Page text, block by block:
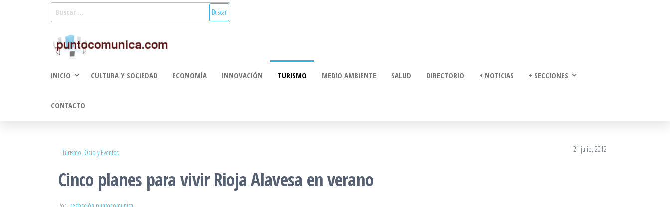
2.0
economía,
INICIO CULTURA Y SOCIEDAD ECONOMÍA INNOVACIÓN TURISMO MEDIO AMBIENTE SALUD DIRECTORIO + NOTICIAS + SECCIONES
CONTACTO
Turismo, Ocio y Eventos 21 julio, 2012
Cinco planes para vivir Rioja Alavesa en verano